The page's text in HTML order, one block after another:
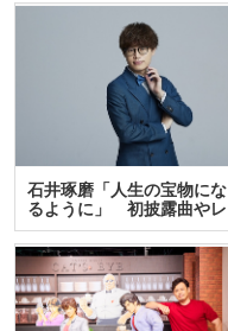
石井琢磨「人生の宝物にな
るように」 初披露曲やレ
ア…